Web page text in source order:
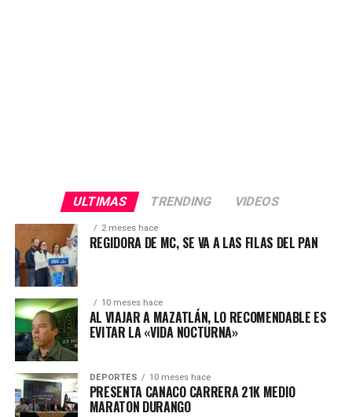
ULTIMAS TRENDING VIDEOS
2 meses hace
REGIDORA DE MC, SE VA A LAS FILAS DEL PAN
10 meses hace
AL VIAJAR A MAZATLÁN, LO RECOMENDABLE ES
EVITAR LA «VIDA NOCTURNA»
DEPORTES 10 meses hace
PRESENTA CANACO CARRERA 21K MEDIO
MARATON DURANGO